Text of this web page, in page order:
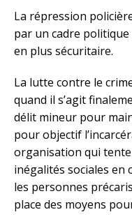
La répression
par un cadre
en plus sécuritaire.
La lutte contre le
quand il s’agit
délit mineur pour
pour objectif
organisation qui
inégalités sociales
les personnes
place des moyens